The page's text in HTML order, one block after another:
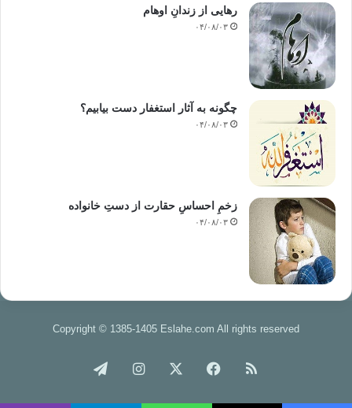
رهایی از زندانِ اوهام
۰۴/۰۸/۰۳
چگونه به آثار استغفار دست بیابیم؟
۰۴/۰۸/۰۳
زخمِ احساسِ حقارت از دستِ خانواده
۰۴/۰۸/۰۳
Copyright © 1385-1405 Eslahe.com All rights reserved
خوراک فیس اینستاگرام